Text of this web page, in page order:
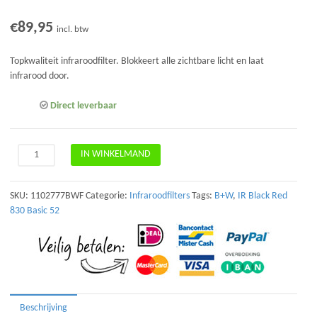
€89,95 incl. btw
Topkwaliteit infraroodfilter. Blokkeert alle zichtbare licht en laat
infrarood door.
Direct leverbaar
B+W
IR
Black
Red
52mm
IN WINKELMAND
SKU: 1102777BWF Categorie: Infraroodfilters Tags: B+W, IR Black Red
830 Basic 52
Beschrijving